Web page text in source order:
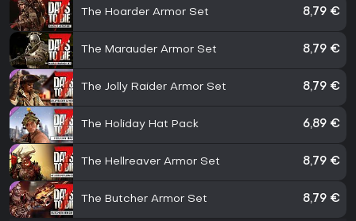
The Hoarder Armor Set 8,79 €
The Marauder Armor Set 8,79 €
The Jolly Raider Armor Set 8,79 €
The Holiday Hat Pack 6,89 €
The Hellreaver Armor Set 8,79 €
The Butcher Armor Set 8,79 €